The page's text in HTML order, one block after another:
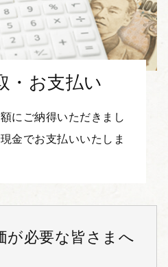
・お支払い
にご納得いただきまし
金でお支払いいたしま
が必要な皆さまへ